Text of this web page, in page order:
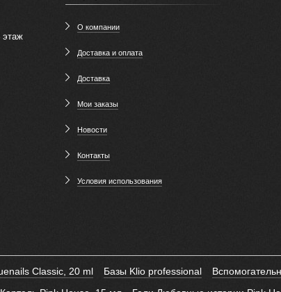
этаж
О компании
Доставка и оплата
Доставка
Мои заказы
Новости
Контакты
Условия использования
Classic, 20 ml Базы Klio professional